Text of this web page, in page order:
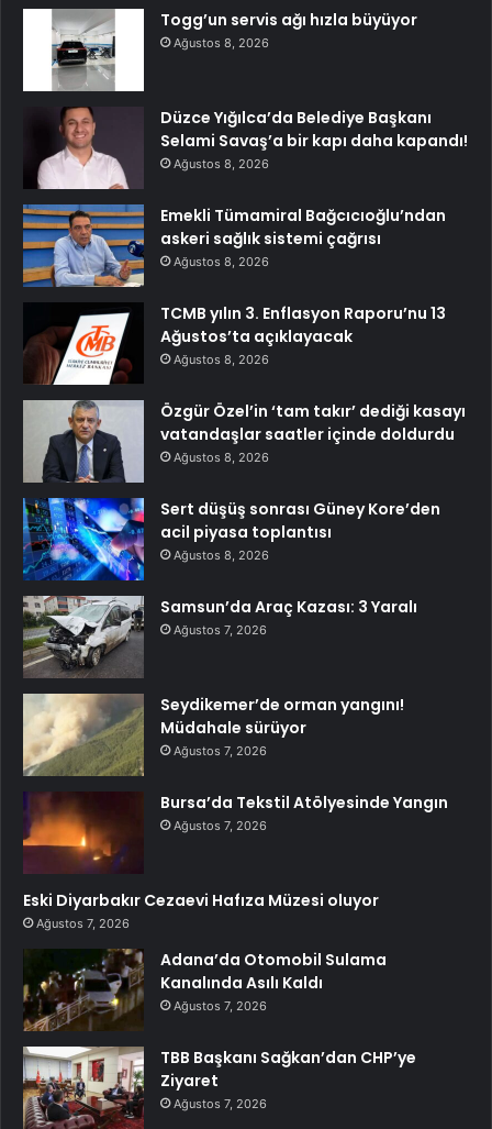
Togg’un servis ağı hızla büyüyor
Ağustos 8, 2026
Düzce Yığılca’da Belediye Başkanı
Selami Savaş’a bir kapı daha kapandı!
Ağustos 8, 2026
Emekli Tümamiral Bağcıcıoğlu’ndan
askeri sağlık sistemi çağrısı
Ağustos 8, 2026
TCMB yılın 3. Enflasyon Raporu’nu 13
Ağustos’ta açıklayacak
Ağustos 8, 2026
Özgür Özel’in ‘tam takır’ dediği kasayı
vatandaşlar saatler içinde doldurdu
Ağustos 8, 2026
Sert düşüş sonrası Güney Kore’den
acil piyasa toplantısı
Ağustos 8, 2026
Samsun’da Araç Kazası: 3 Yaralı
Ağustos 7, 2026
Seydikemer’de orman yangını!
Müdahale sürüyor
Ağustos 7, 2026
Bursa’da Tekstil Atölyesinde Yangın
Ağustos 7, 2026
Eski Diyarbakır Cezaevi Hafıza Müzesi oluyor
Ağustos 7, 2026
Adana’da Otomobil Sulama
Kanalında Asılı Kaldı
Ağustos 7, 2026
TBB Başkanı Sağkan’dan CHP’ye
Ziyaret
Ağustos 7, 2026